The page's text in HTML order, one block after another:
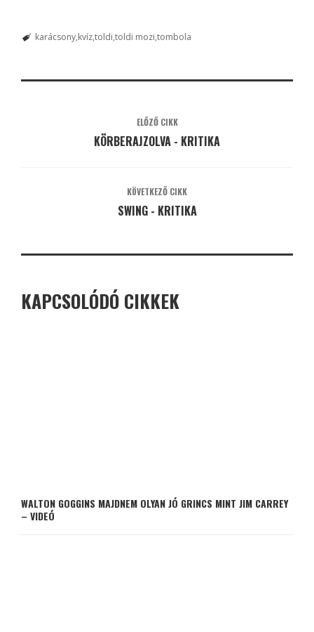
karácsony kvíztoldi toldi mozi tombola
ELŐZŐ CIKK
KÖRBERAJZOLVA - KRITIKA
KÖVETKEZŐ CIKK
SWING - KRITIKA
KAPCSOLÓDÓ CIKKEK
WALTON GOGGINS MAJDNEM OLYAN JÓ GRINCS MINT JIM CARREY
– VIDEÓ